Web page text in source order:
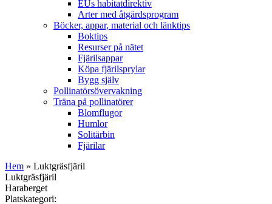
EUs habitatdirektiv
Arter med åtgärdsprogram
Böcker, appar, material och länktips
Boktips
Resurser på nätet
Fjärilsappar
Köpa fjärilsprylar
Bygg själv
Pollinatörsövervakning
Träna på pollinatörer
Blomflugor
Humlor
Solitärbin
Fjärilar
Hem » Luktgräsfjäril
Luktgräsfjäril
Haraberget
Platskategori: